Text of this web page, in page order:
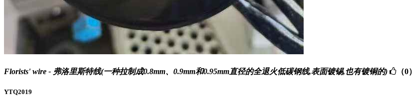
Florists' wire - 弗洛里斯特线(一种拉制成0.8mm、0.9mm和0.95mm直径的全退火低碳钢线,表面镀锡,也有镀铜的) （0）
YTQ2019